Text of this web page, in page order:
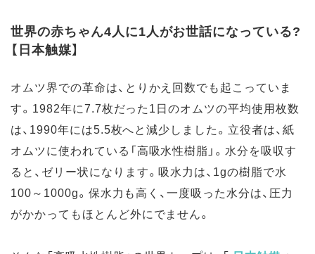
世界の赤ちゃん4人に1人がお世話になっている?
【日本触媒】
オムツ界での革命は、とりかえ回数でも起こっていま
す。1982年に7.7枚だった1日のオムツの平均使用枚数
は、1990年には5.5枚へと減少しました。立役者は、紙
オムツに使われている「高吸水性樹脂」。水分を吸収す
ると、ゼリー状になります。吸水力は、1gの樹脂で水
100～1000g。保水力も高く、一度吸った水分は、圧力
がかかってもほとんど外にでません。